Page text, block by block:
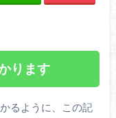
ります
るように、この記